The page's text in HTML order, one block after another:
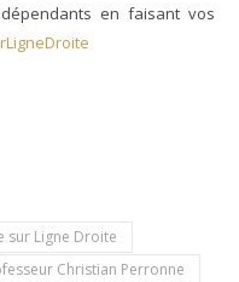
en faisant vos
sur Ligne Droite
Christian Perronne